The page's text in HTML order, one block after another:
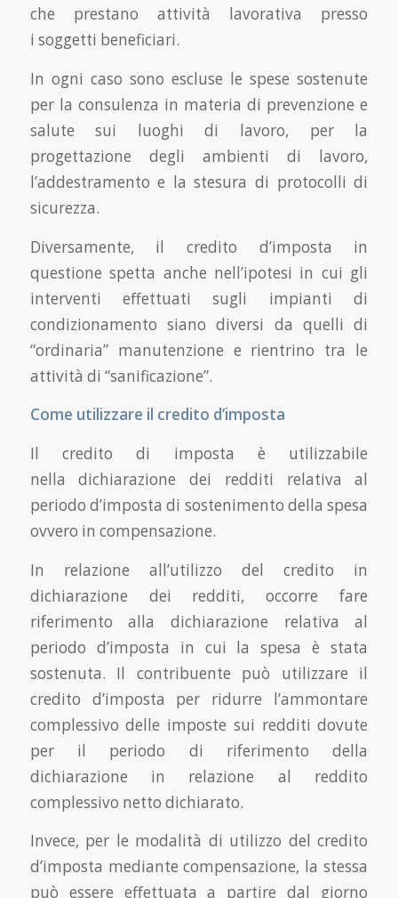
che prestano attività lavorativa presso
i soggetti beneficiari.
In ogni caso sono escluse le spese sostenute
per la consulenza in materia di prevenzione e
salute sui luoghi di lavoro, per la
progettazione degli ambienti di lavoro,
l’addestramento e la stesura di protocolli di
sicurezza.
Diversamente, il credito d’imposta in
questione spetta anche nell’ipotesi in cui gli
interventi effettuati sugli impianti di
condizionamento siano diversi da quelli di
“ordinaria” manutenzione e rientrino tra le
attività di “sanificazione”.
Come utilizzare il credito d’imposta
Il credito di imposta è utilizzabile
nella dichiarazione dei redditi relativa al
periodo d’imposta di sostenimento della spesa
ovvero in compensazione.
In relazione all’utilizzo del credito in
dichiarazione dei redditi, occorre fare
riferimento alla dichiarazione relativa al
periodo d’imposta in cui la spesa è stata
sostenuta. Il contribuente può utilizzare il
credito d’imposta per ridurre l’ammontare
complessivo delle imposte sui redditi dovute
per il periodo di riferimento della
dichiarazione in relazione al reddito
complessivo netto dichiarato.
Invece, per le modalità di utilizzo del credito
d’imposta mediante compensazione, la stessa
può essere effettuata a partire dal giorno